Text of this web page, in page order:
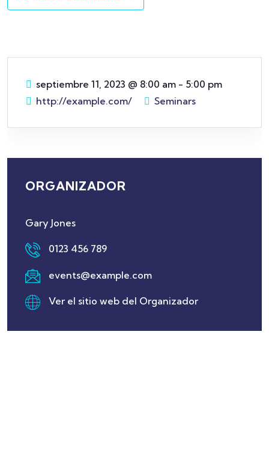
septiembre 11, 2023 @ 8:00 am - 5:00 pm
http://example.com/
Seminars
ORGANIZADOR
Gary Jones
0123 456 789
events@example.com
Ver el sitio web del Organizador